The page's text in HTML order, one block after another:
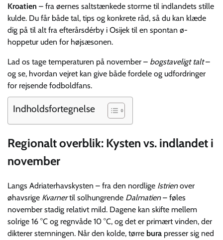
Kroatien – fra øernes saltstænkede storme til indlandets stille
kulde. Du får både tal, tips og konkrete råd, så du kan klæde
dig på til alt fra efterårsdérby i Osijek til en spontan ø-
hoppetur uden for højsæsonen.
Lad os tage temperaturen på november – bogstaveligt talt–
og se, hvordan vejret kan give både fordele og udfordringer
for rejsende fodboldfans.
Indholdsfortegnelse
Regionalt overblik: Kysten vs. indlandet i
november
Langs Adriaterhavskysten – fra den nordlige Istrienover
øhavsrige Kvarnertil solhungrende Dalmatien– føles
november stadig relativt mild. Dagene kan skifte mellem
solrige 16 °C og regnvåde 10 °C, og det er primært vinden, der
dikterer stemningen. Når den kolde, tørre bura presser sig ned